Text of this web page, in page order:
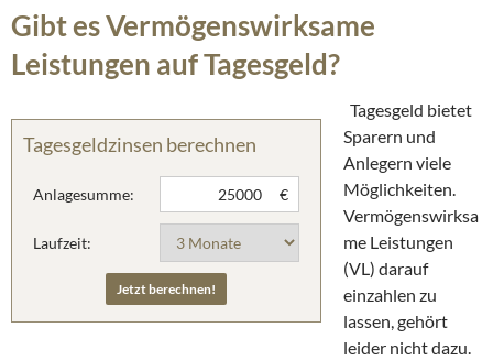
Gibt es Vermögenswirksame
Leistungen auf Tagesgeld?
Tagesgeldzinsen berechnen
Anlagesumme: €
Laufzeit:
Tagesgeld bietet
Sparern und
Anlegern viele
Möglichkeiten.
Vermögenswirksa
me Leistungen
(VL) darauf
einzahlen zu
lassen, gehört
leider nicht dazu.